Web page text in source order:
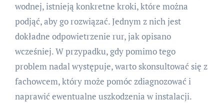
wodnej, istnieją konkretne kroki, które można
podjąć, aby go rozwiązać. Jednym z nich jest
dokładne odpowietrzenie rur, jak opisano
wcześniej. W przypadku, gdy pomimo tego
problem nadal występuje, warto skonsultować się z
fachowcem, który może pomóc zdiagnozować i
naprawić ewentualne uszkodzenia w instalacji.